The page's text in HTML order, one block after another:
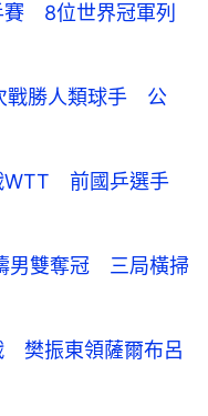
賽 8位世界冠軍列
戰勝人類球手 公
WTT 前國乒選手
男雙奪冠 三局橫掃
樊振東領薩爾布呂